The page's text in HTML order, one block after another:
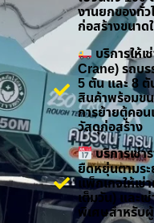
งานยกของทั่ว
ก่อสร้างขนา
บริการให้
Crane) รถบ
5 ตัน และ 8 ตั
สินค้าพร้อมขน
การย้ายตู้คอน
วัสดุก่อสร้าง
บริการเช่า
ยืดหยุ่นตามระ
แพ็กเกจให้เช่
เต็มวัน) และเ
พิเศษสำหรับ